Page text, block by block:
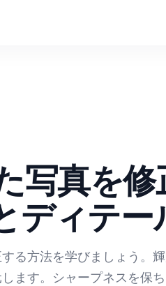
写真を修
ディテー
る方法を学びましょう。
ます。シャープネスを保